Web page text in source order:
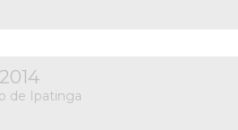
de Ipatinga